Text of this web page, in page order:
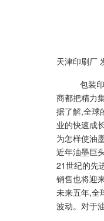
天津印刷厂
包装
商都把精力
据了解,全球
业的快速成
为怎样使油
近年油墨巨
21世纪的先
销售也将迎
未来五年,全
波动。对于